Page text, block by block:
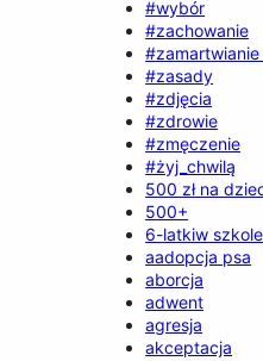
#wybór
#zachowanie
#zamartwianie
#zasady
#zdjęcia
#zdrowie
#zmęczenie
#żyj_chwilą
500 zł na
500+
6-latkiw szkole
aadopcja psa
aborcja
adwent
agresja
akceptacja